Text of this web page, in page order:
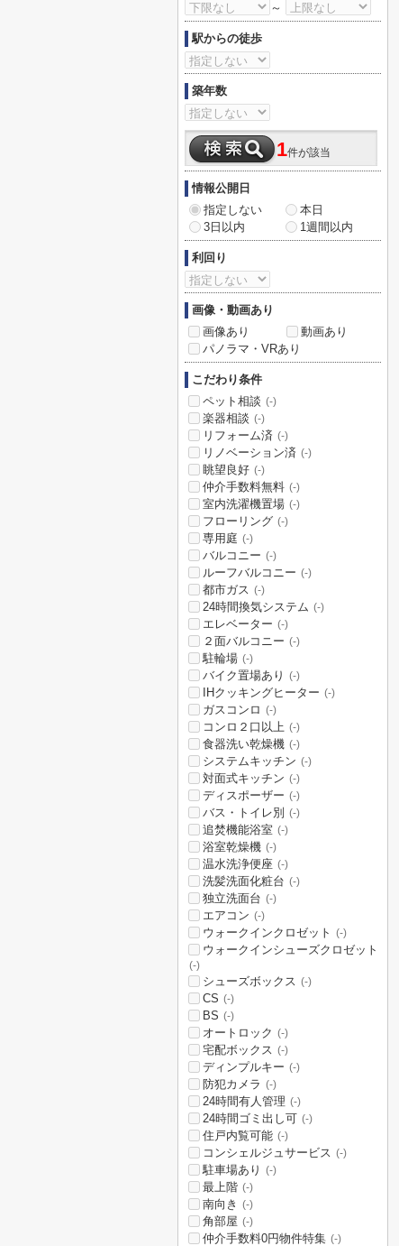
～
駅からの徒歩
築年数
1件が該当
情報公開日
指定しない
本日
3日以内
1週間以内
利回り
画像・動画あり
画像あり
動画あり
パノラマ・VRあり
こだわり条件
ペット相談 (-)
楽器相談 (-)
リフォーム済 (-)
リノベーション済 (-)
眺望良好 (-)
仲介手数料無料 (-)
室内洗濯機置場 (-)
フローリング (-)
専用庭 (-)
バルコニー (-)
ルーフバルコニー (-)
都市ガス (-)
24時間換気システム (-)
エレベーター (-)
２面バルコニー (-)
駐輪場 (-)
バイク置場あり (-)
IHクッキングヒーター (-)
ガスコンロ (-)
コンロ２口以上 (-)
食器洗い乾燥機 (-)
システムキッチン (-)
対面式キッチン (-)
ディスポーザー (-)
バス・トイレ別 (-)
追焚機能浴室 (-)
浴室乾燥機 (-)
温水洗浄便座 (-)
洗髪洗面化粧台 (-)
独立洗面台 (-)
エアコン (-)
ウォークインクロゼット (-)
ウォークインシューズクロゼット
(-)
シューズボックス (-)
CS (-)
BS (-)
オートロック (-)
宅配ボックス (-)
ディンプルキー (-)
防犯カメラ (-)
24時間有人管理 (-)
24時間ゴミ出し可 (-)
住戸内覧可能 (-)
コンシェルジュサービス (-)
駐車場あり (-)
最上階 (-)
南向き (-)
角部屋 (-)
仲介手数料0円物件特集 (-)